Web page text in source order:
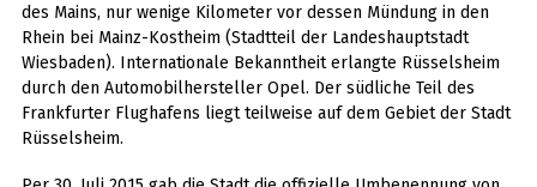
des Mains, nur wenige Kilometer vor dessen Mündung in den
Rhein bei Mainz-Kostheim (Stadtteil der Landeshauptstadt
Wiesbaden). Internationale Bekanntheit erlangte Rüsselsheim
durch den Automobilhersteller Opel. Der südliche Teil des
Frankfurter Flughafens liegt teilweise auf dem Gebiet der Stadt
Rüsselsheim.